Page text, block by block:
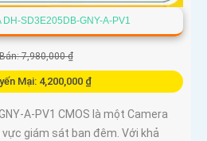
DH-SD3E205DB-GNY-A-PV1
7,980,000 ₫
Mại: 4,200,000 ₫
A-PV1 CMOS là một Camera
giám sát ban đêm. Với khả